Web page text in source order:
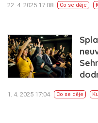
22. 4. 2025 17:08 Co se děje
1. 4. 2025 17:04 Co se děje